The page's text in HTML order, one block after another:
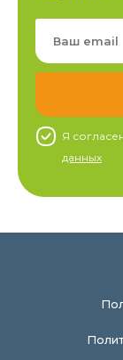
Я
данных